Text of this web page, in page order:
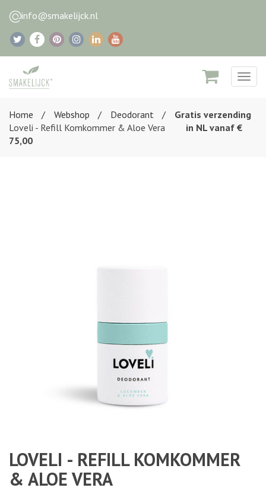
info@smakelijck.nl
Home
Webshop
Deodorant
Loveli - Refill Komkommer & Aloe Vera
Gratis verzending
in NL vanaf €
75,00
LOVELI - REFILL KOMKOMMER
& ALOE VERA